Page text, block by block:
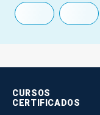
CURSOS
CERTIFICADOS